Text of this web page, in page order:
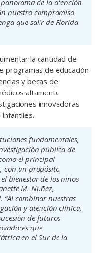
de la atención
nuestro compromiso
que salir de Florida
la cantidad de
programas de educación
y becas de
altamente
innovadoras
fundamentales,
pública de
el principal
con un propósito
bienestar de los niños
M. Nuñez,
“Al combinar nuestras
y atención clínica,
de futuros
que
en el Sur de la